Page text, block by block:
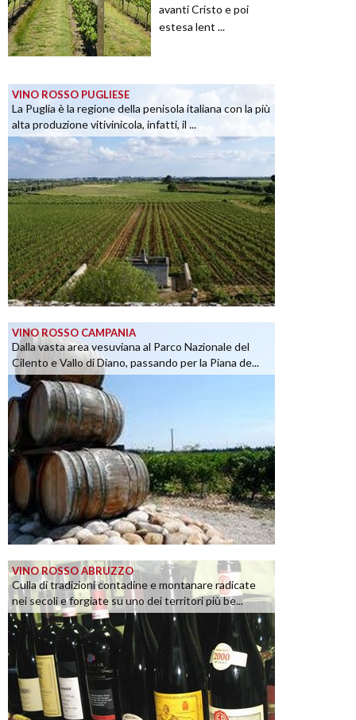
avanti Cristo e poi
estesa lent ...
VINO ROSSO PUGLIESE
La Puglia è la regione della penisola italiana con la più
alta produzione vitivinicola, infatti, il ...
VINO ROSSO CAMPANIA
Dalla vasta area vesuviana al Parco Nazionale del
Cilento e Vallo di Diano, passando per la Piana de...
VINO ROSSO ABRUZZO
Culla di tradizioni contadine e montanare radicate
nei secoli e forgiate su uno dei territori più be...